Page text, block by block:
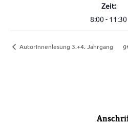
Zeit:
8:00 - 11:30
AutorInnenlesung 3.+4. Jahrgang